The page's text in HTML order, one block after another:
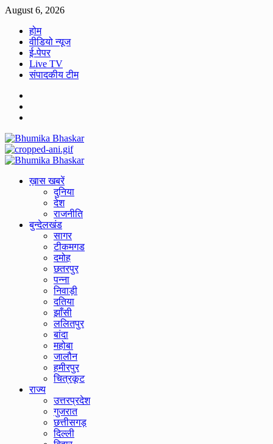
Skip
content
August 6, 2026
होम
वीडियो न्यूज
ई-पेपर
Live TV
संपादकीय टीम
Primary
ख़ास खबरें
दुनिया
देश
राजनीति
बुन्देलखंड
सागर
टीकमगड
दमोह
छतरपुर
पन्ना
निवाड़ी
दतिया
झाँसी
ललितपुर
बांदा
महोबा
जालौन
हमीरपुर
चित्रकूट
राज्य
उत्तरप्रदेश
गुजरात
छत्तीसगड़
दिल्ली